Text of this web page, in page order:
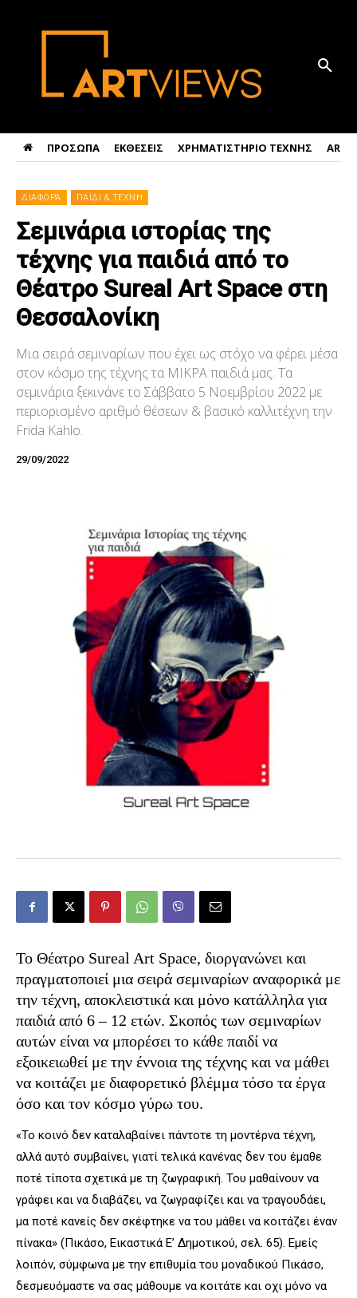
ΠΡΟΣΩΠΑ ΕΚΘΕΣΕΙΣ ΧΡΗΜΑΤΙΣΤΗΡΙΟ ΤΕΧΝΗΣ ART
ΔΙΑΦΟΡΑ ΠΑΙΔΙ & ΤΕΧΝΗ
Σεμινάρια ιστορίας της
τέχνης για παιδιά από το
Θέατρο Sureal Art Space στη
Θεσσαλονίκη
Μια σειρά σεμιναρίων που έχει ως στόχο να φέρει μέσα
στον κόσμο της τέχνης τα ΜΙΚΡΑ παιδιά μας. Tα
σεμινάρια ξεκινάνε το Σάββατο 5 Νοεμβρίου 2022 με
περιορισμένο αριθμό θέσεων & βασικό καλλιτέχνη την
Frida Kahlo.
29/09/2022
Το Θέατρο Sureal Art Space, διοργανώνει και
πραγματοποιεί μια σειρά σεμιναρίων αναφορικά με
την τέχνη, αποκλειστικά και μόνο κατάλληλα για
παιδιά από 6 – 12 ετών. Σκοπός των σεμιναρίων
αυτών είναι να μπορέσει το κάθε παιδί να
εξοικειωθεί με την έννοια της τέχνης και να μάθει
να κοιτάζει με διαφορετικό βλέμμα τόσο τα έργα
όσο και τον κόσμο γύρω του.
«Το κοινό δεν καταλαβαίνει πάντοτε τη μοντέρνα τέχνη,
αλλά αυτό συμβαίνει, γιατί τελικά κανένας δεν του έμαθε
ποτέ τίποτα σχετικά με τη ζωγραφική. Του μαθαίνουν να
γράφει και να διαβάζει, να ζωγραφίζει και να τραγουδάει,
μα ποτέ κανείς δεν σκέφτηκε να του μάθει να κοιτάζει έναν
πίνακα» (Πικάσο, Εικαστικά Ε’ Δημοτικού, σελ. 65). Εμείς
λοιπόν, σύμφωνα με την επιθυμία του μοναδικού Πικάσο,
δεσμευόμαστε να σας μάθουμε να κοιτάτε και οχι μόνο να